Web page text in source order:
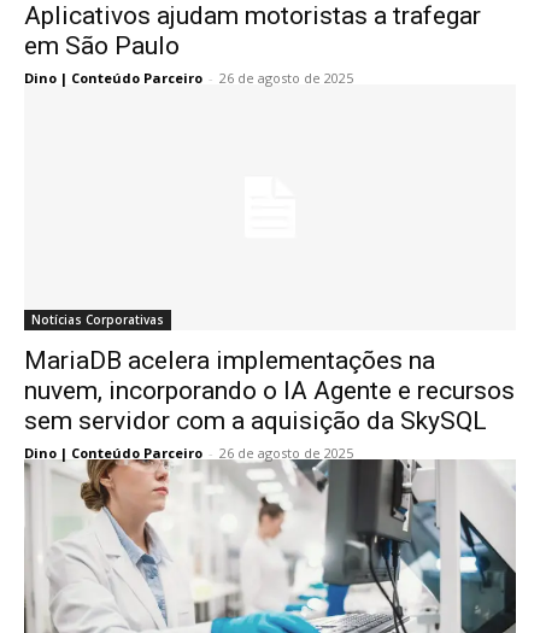
Aplicativos ajudam motoristas a trafegar
em São Paulo
Dino | Conteúdo Parceiro - 26 de agosto de 2025
Notícias Corporativas
MariaDB acelera implementações na
nuvem, incorporando o IA Agente e recursos
sem servidor com a aquisição da SkySQL
Dino | Conteúdo Parceiro - 26 de agosto de 2025